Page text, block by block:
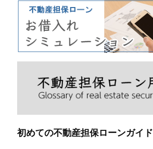
初めての不動産担保ローンガイド